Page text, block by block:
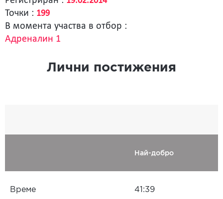
Точки : 199
В момента участва в отбор :
Адреналин 1
Лични постижения
Най-добро
Време 41:39